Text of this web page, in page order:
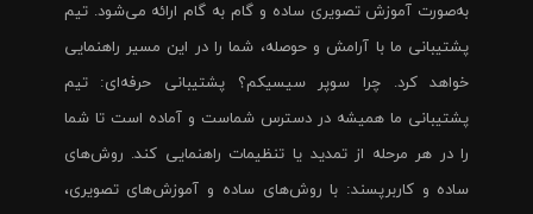
به‌صورت آموزش تصویری ساده و گام به گام ارائه می‌شود. تیم
پشتیبانی ما با آرامش و حوصله، شما را در این مسیر راهنمایی
خواهد کرد. چرا سوپر سیسیکم؟ پشتیبانی حرفه‌ای: تیم
پشتیبانی ما همیشه در دسترس شماست و آماده است تا شما
را در هر مرحله از تمدید یا تنظیمات راهنمایی کند. روش‌های
ساده و کاربرپسند: با روش‌های ساده و آموزش‌های تصویری،